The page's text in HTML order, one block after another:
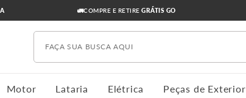
🚛COMPRE E RETIREGRÁTIS GO
Faça sua busca aqui
Motor Lataria Elétrica Peças de Exterior